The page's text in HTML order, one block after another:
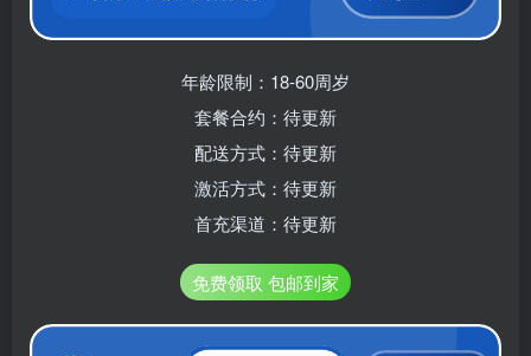
年龄限制：18-60周岁
套餐合约：待更新
配送方式：待更新
激活方式：待更新
首充渠道：待更新
免费领取 包邮到家